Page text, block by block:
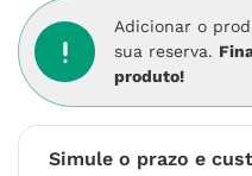
Adicionar o
sua reserva.
produto!
Simule o prazo e